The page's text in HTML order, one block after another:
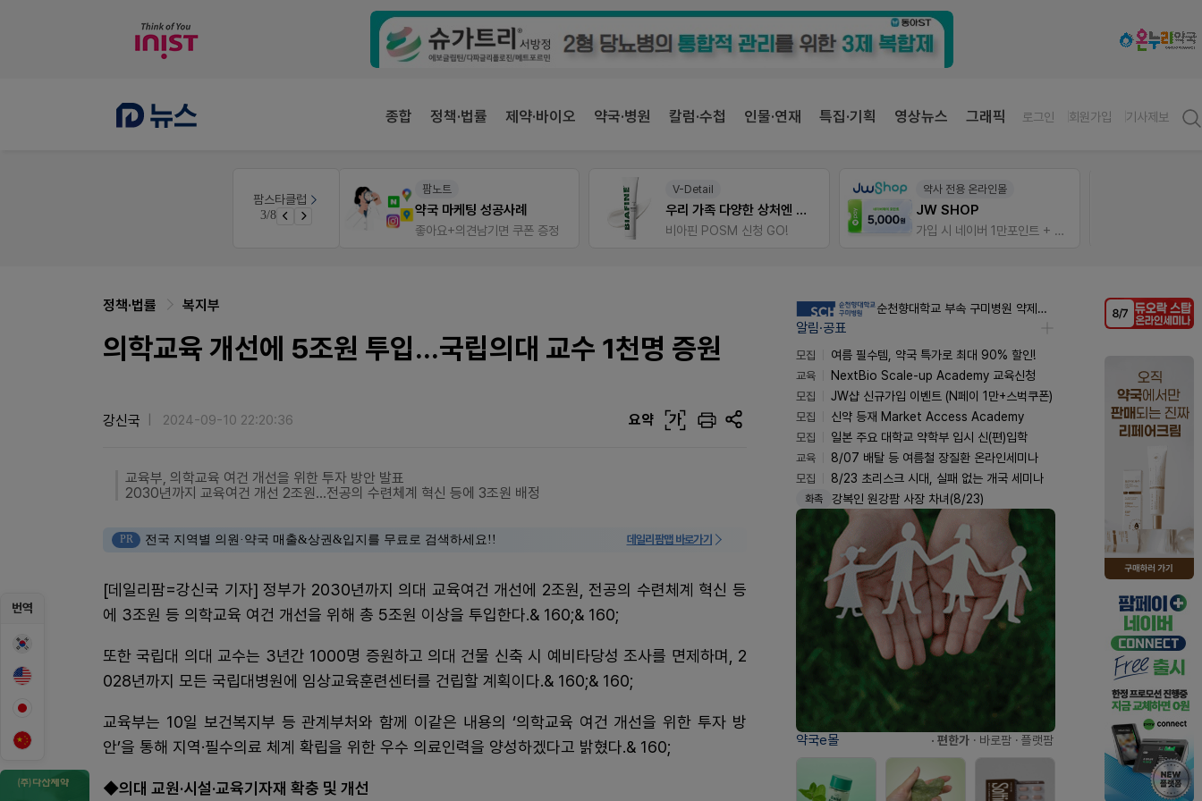
종합 정책·법률 제약·바이오 약국·병원 칼럼·수첩 인물·연재 특집·기획 영상뉴스 그래픽 로그인 회원가입 기사제보
팜스타클럽
3/8
팜노트
약국 마케팅 성공사례
좋아요+의견남기면 쿠폰 증정
V-Detail
우리 가족 다양한 상처엔 비아핀!
비아핀 POSM 신청 GO!
약사 전용 온라인몰
JW SHOP
가입 시 네이버 1만포인트 + 스벅쿠폰
번역
정책·법률 복지부
의학교육 개선에 5조원 투입...국립의대 교수 1천명 증원
강신국 2024-09-10 22:20:36 요약 가
교육부, 의학교육 여건 개선을 위한 투자 방안 발표
2030년까지 교육여건 개선 2조원...전공의 수련체계 혁신 등에 3조원 배정
PR 전국 지역별 의원·약국 매출&상권&입지를 무료로 검색하세요!! 데일리팜맵 바로가기
[데일리팜=강신국 기자] 정부가 2030년까지 의대 교육여건 개선에 2조원, 전공의 수련체계 혁신 등
에 3조원 등 의학교육 여건 개선을 위해 총 5조원 이상을 투입한다.& 160;& 160;
또한 국립대 의대 교수는 3년간 1000명 증원하고 의대 건물 신축 시 예비타당성 조사를 면제하며, 2
028년까지 모든 국립대병원에 임상교육훈련센터를 건립할 계획이다.& 160;& 160;
교육부는 10일 보건복지부 등 관계부처와 함께 이같은 내용의 ‘의학교육 여건 개선을 위한 투자 방
안’을 통해 지역·필수의료 체계 확립을 위한 우수 의료인력을 양성하겠다고 밝혔다.& 160;
◆의대 교원·시설·교육기자재 확충 및 개선
순천향대학교 부속 구미병원 약제팀 계약직 야간약사 채용공고
알림·공표
모집
여름 필수템, 약국 특가로 최대 90% 할인!
교육
NextBio Scale-up Academy 교육신청
모집
JW샵 신규가입 이벤트 (N페이 1만+스벅쿠폰)
모집
신약 등재 Market Access Academy
모집
일본 주요 대학교 약학부 입시 신(편)입학
교육
8/07 배탈 등 여름철 장질환 온라인세미나
모집
8/23 초리스크 시대, 실패 없는 개국 세미나
화촉 강복인 원강팜 사장 차녀(8/23)
약국e몰 · 편한가 · 바로팜 · 플랫팜